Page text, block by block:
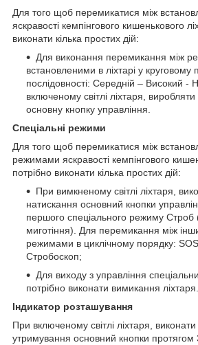
Для того щоб перемикатися між
яскравості кемпінгового кишенькового
виконати кілька простих дій:
Для виконання перемикання між
встановленими в ліхтарі у круговому
послідовності: Середній – Високий -
включеному світлі ліхтаря,
основну кнопку управління.
Спеціальні режими
Для того щоб перемикатися між
режимами яскравості кемпінгового
потрібно виконати кілька простих дій:
При вимкненому світлі ліхтаря,
натискання основний кнопки
першого спеціального режиму Строб
миготіння). Для перемикання між
режимами в циклічному порядку:
Стробоскоп;
Для виходу з управління
потрібно виконати вимикання ліхтаря.
Індикатор розташування
При включеному світлі ліхтаря,
утримування основний кнопки протягом